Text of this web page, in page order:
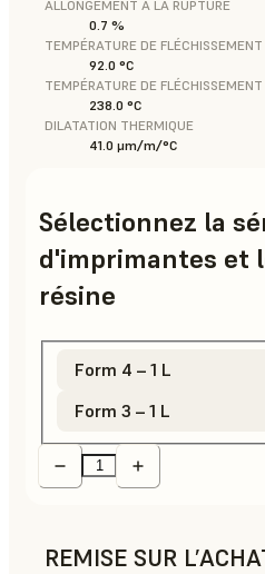
ALLONGEMENT À LA RUPTURE
0.7 %
TEMPÉRATURE DE
92.0 °C
TEMPÉRATURE DE
238.0 °C
DILATATION THERMIQUE
41.0 μm/m/°C
Sélectionnez la
d'imprimantes et
résine
Form 4 – 1 L
Form 3 – 1 L
REMISE SUR